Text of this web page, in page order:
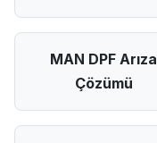
MAN DPF Arıza
Çözümü